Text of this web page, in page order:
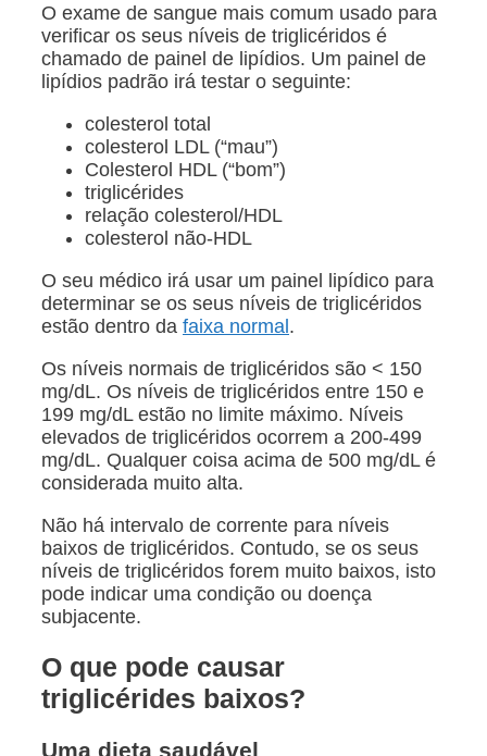
O exame de sangue mais comum usado para
verificar os seus níveis de triglicéridos é
chamado de painel de lipídios. Um painel de
lipídios padrão irá testar o seguinte:
colesterol total
colesterol LDL (“mau”)
Colesterol HDL (“bom”)
triglicérides
relação colesterol/HDL
colesterol não-HDL
O seu médico irá usar um painel lipídico para
determinar se os seus níveis de triglicéridos
estão dentro da faixa normal.
Os níveis normais de triglicéridos são < 150
mg/dL. Os níveis de triglicéridos entre 150 e
199 mg/dL estão no limite máximo. Níveis
elevados de triglicéridos ocorrem a 200-499
mg/dL. Qualquer coisa acima de 500 mg/dL é
considerada muito alta.
Não há intervalo de corrente para níveis
baixos de triglicéridos. Contudo, se os seus
níveis de triglicéridos forem muito baixos, isto
pode indicar uma condição ou doença
subjacente.
O que pode causar
triglicérides baixos?
Uma dieta saudável